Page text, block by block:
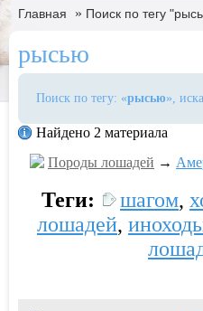
Главная » Поиск по тегу
рысью
Поиск по тегу: «рысью»,
Найдено 2 материала
Породы лошадей →
Теги: шагом,
лошадей,